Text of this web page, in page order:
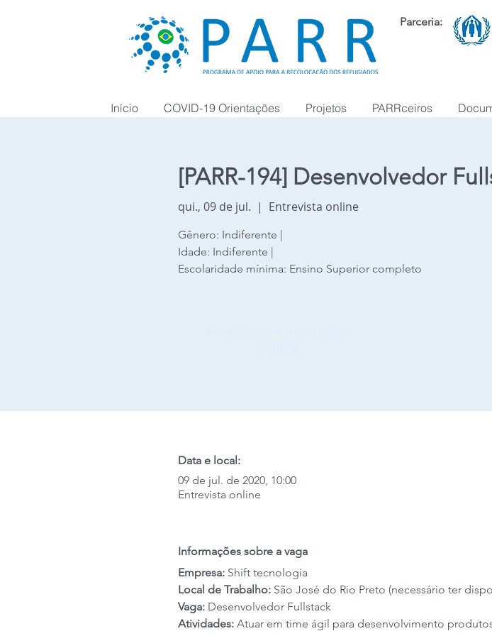
Parceria:
Início COVID-19 Orientações Projetos PARRceiros
[PARR-194] Desenvolvedor
qui., 09 de jul.
  |
Entrevista online
Gênero: Indiferente |
Idade: Indiferente |
Escolaridade mínima: Ensino Superior completo
Data e local:
09 de jul. de 2020, 10:00
Entrevista online
Informações sobre a vaga
Empresa: Shift tecnologia
Local de Trabalho: São José do Rio Preto (necessário ter
Vaga: Desenvolvedor Fullstack
Atividades: Atuar em time ágil para desenvolvimento